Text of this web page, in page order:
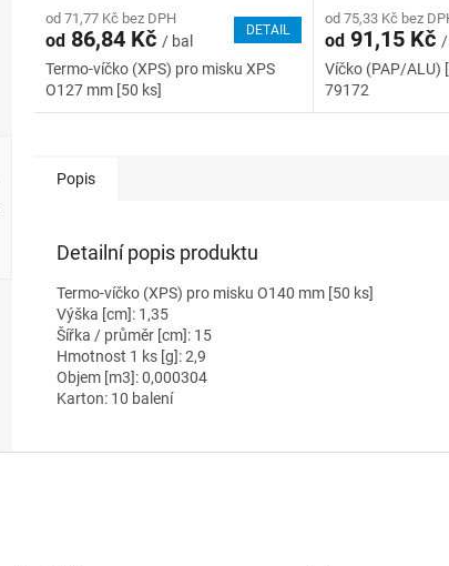
od 71,77 Kč bez DPH
od 86,84 Kč / bal
DETAIL
Termo-víčko (XPS) pro misku XPS
O127 mm [50 ks]
od 75,33 Kč bez
od 91,15 Kč/
Víčko (PAP/ALU)
79172
Popis
Detailní popis produktu
Termo-víčko (XPS) pro misku O140 mm [50 ks]
Výška [cm]: 1,35
Šířka / průměr [cm]: 15
Hmotnost 1 ks [g]: 2,9
Objem [m3]: 0,000304
Karton: 10 balení